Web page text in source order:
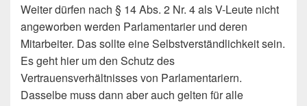
Weiter dürfen nach § 14 Abs. 2 Nr. 4 als V-Leute nicht
angeworben werden Parlamentarier und deren
Mitarbeiter. Das sollte eine Selbstverständlichkeit sein.
Es geht hier um den Schutz des
Vertrauensverhältnisses von Parlamentariern.
Dasselbe muss dann aber auch gelten für alle